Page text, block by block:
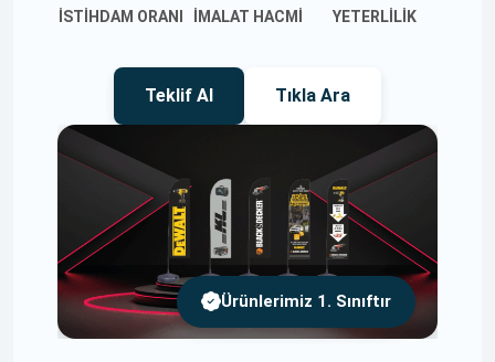
İSTIHDAM ORANI İMALAT HACMI YETERLILIK
Teklif Al Tıkla Ara
Ürünlerimiz 1. Sınıftır